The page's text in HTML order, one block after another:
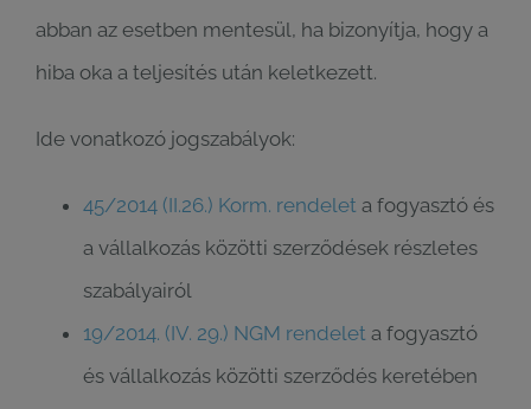
abban az esetben mentesül, ha bizonyítja, hogy a
hiba oka a teljesítés után keletkezett.
Ide vonatkozó jogszabályok:
45/2014 (II.26.) Korm. rendelet a fogyasztó és
a vállalkozás közötti szerződések részletes
szabályairól
19/2014. (IV. 29.) NGM rendelet a fogyasztó
és vállalkozás közötti szerződés keretében